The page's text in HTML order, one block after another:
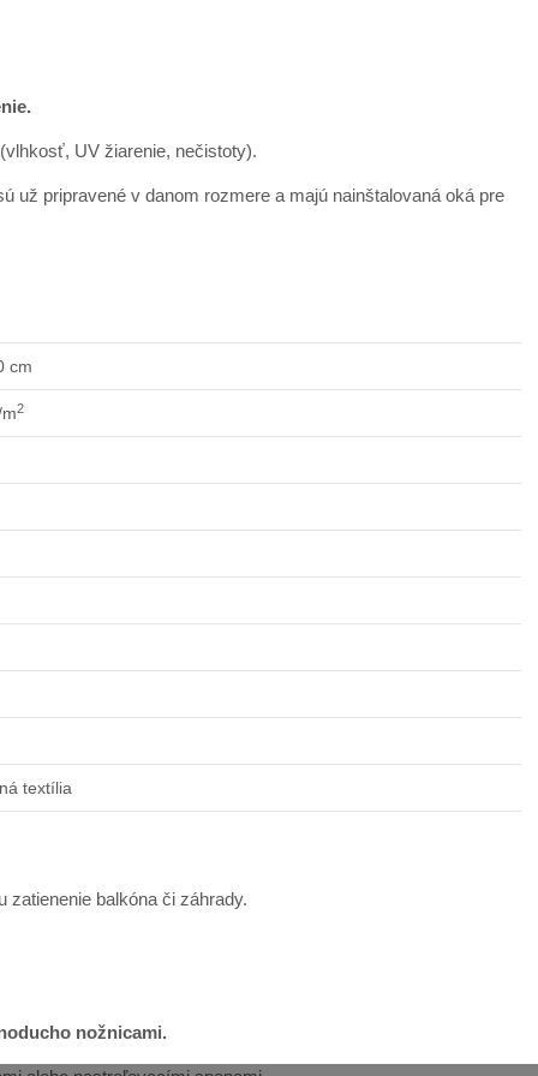
UV žiarenie, nečistoty).
už pripravené v danom rozmere a majú nainštalovaná oká pre
cm
2
textília
balkóna či záhrady.
nožnicami.